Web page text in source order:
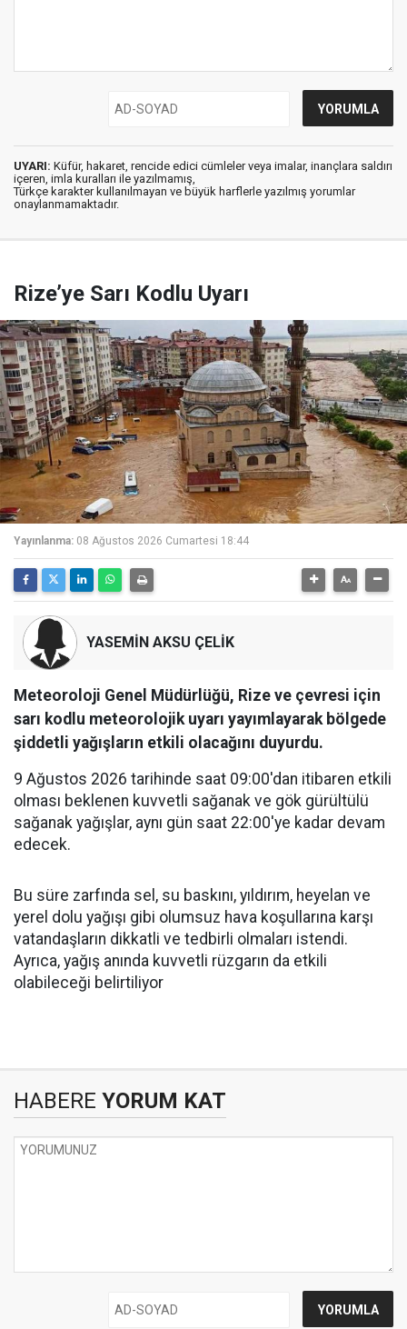
UYARI: Küfür, hakaret, rencide edici cümleler veya imalar, inançlara saldırı
içeren, imla kuralları ile yazılmamış,
Türkçe karakter kullanılmayan ve büyük harflerle yazılmış yorumlar
onaylanmamaktadır.
Rize’ye Sarı Kodlu Uyarı
Yayınlanma: 08 Ağustos 2026 Cumartesi 18:44
YASEMİN AKSU ÇELİK
Meteoroloji Genel Müdürlüğü, Rize ve çevresi için
sarı kodlu meteorolojik uyarı yayımlayarak bölgede
şiddetli yağışların etkili olacağını duyurdu.
9 Ağustos 2026 tarihinde saat 09:00'dan itibaren etkili
olması beklenen kuvvetli sağanak ve gök gürültülü
sağanak yağışlar, aynı gün saat 22:00'ye kadar devam
edecek.
Bu süre zarfında sel, su baskını, yıldırım, heyelan ve
yerel dolu yağışı gibi olumsuz hava koşullarına karşı
vatandaşların dikkatli ve tedbirli olmaları istendi.
Ayrıca, yağış anında kuvvetli rüzgarın da etkili
olabileceği belirtiliyor
HABERE YORUM KAT